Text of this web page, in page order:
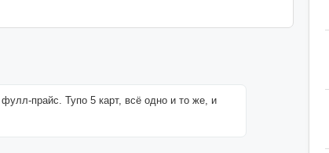
прайс. Тупо 5 карт, всё одно и то же, и